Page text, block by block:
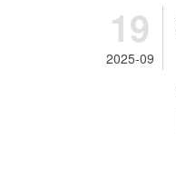
19
2025-09